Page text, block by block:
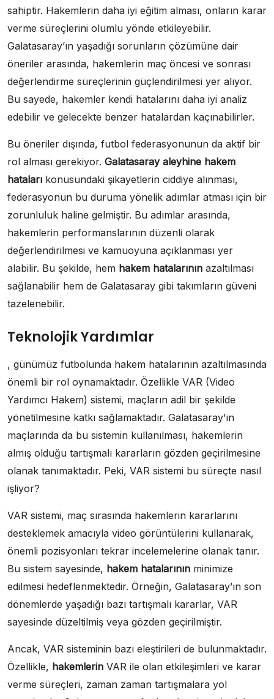
sahiptir. Hakemlerin daha iyi eğitim alması, onların karar
verme süreçlerini olumlu yönde etkileyebilir.
Galatasaray’ın yaşadığı sorunların çözümüne dair
öneriler arasında, hakemlerin maç öncesi ve sonrası
değerlendirme süreçlerinin güçlendirilmesi yer alıyor.
Bu sayede, hakemler kendi hatalarını daha iyi analiz
edebilir ve gelecekte benzer hatalardan kaçınabilirler.
Bu öneriler dışında, futbol federasyonunun da aktif bir
rol alması gerekiyor. Galatasaray aleyhine hakem
hataları konusundaki şikayetlerin ciddiye alınması,
federasyonun bu duruma yönelik adımlar atması için bir
zorunluluk haline gelmiştir. Bu adımlar arasında,
hakemlerin performanslarının düzenli olarak
değerlendirilmesi ve kamuoyuna açıklanması yer
alabilir. Bu şekilde, hem hakem hatalarının azaltılması
sağlanabilir hem de Galatasaray gibi takımların güveni
tazelenebilir.
Teknolojik Yardımlar
, günümüz futbolunda hakem hatalarının azaltılmasında
önemli bir rol oynamaktadır. Özellikle VAR (Video
Yardımcı Hakem) sistemi, maçların adil bir şekilde
yönetilmesine katkı sağlamaktadır. Galatasaray’ın
maçlarında da bu sistemin kullanılması, hakemlerin
almış olduğu tartışmalı kararların gözden geçirilmesine
olanak tanımaktadır. Peki, VAR sistemi bu süreçte nasıl
işliyor?
VAR sistemi, maç sırasında hakemlerin kararlarını
desteklemek amacıyla video görüntülerini kullanarak,
önemli pozisyonları tekrar incelemelerine olanak tanır.
Bu sistem sayesinde, hakem hatalarının minimize
edilmesi hedeflenmektedir. Örneğin, Galatasaray’ın son
dönemlerde yaşadığı bazı tartışmalı kararlar, VAR
sayesinde düzeltilmiş veya gözden geçirilmiştir.
Ancak, VAR sisteminin bazı eleştirileri de bulunmaktadır.
Özellikle, hakemlerin VAR ile olan etkileşimleri ve karar
verme süreçleri, zaman zaman tartışmalara yol